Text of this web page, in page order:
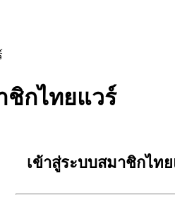
ชิกไทยแวร์
เข้าสู่ระบบสมาชิกไท